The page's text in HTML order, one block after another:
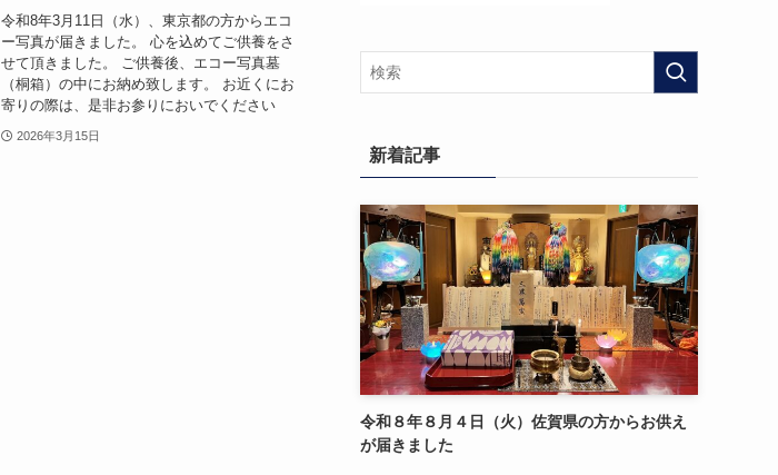
令和8年3月11日（水）、東京都の方からエコ
ー写真が届きました。 心を込めてご供養をさ
せて頂きました。 ご供養後、エコー写真墓
（桐箱）の中にお納め致します。 お近くにお
寄りの際は、是非お参りにおいでください
2026年3月15日
新着記事
令和８年８月４日（火）佐賀県の方からお供え
が届きました